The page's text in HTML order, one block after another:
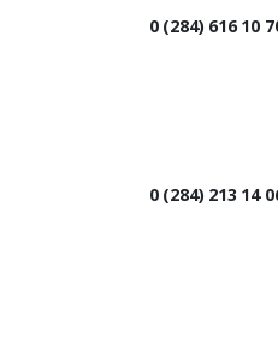
0 (284) 616 10
0 (284) 213 14